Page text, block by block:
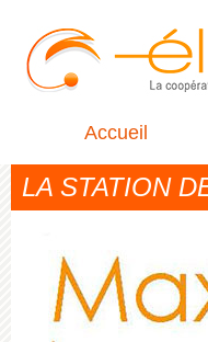
Accueil
LA STATION